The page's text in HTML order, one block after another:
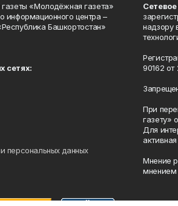
«Молодёжная газета»
информационного центра –
Башкортостан»
сетях:
персональных данных
надзору
90162 от
При
газету»
Для
Мнение
мнением